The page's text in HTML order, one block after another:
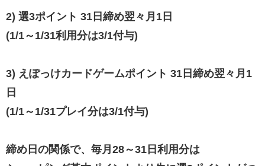
2) 選3ポイント 31日締め翌々月1日
(1/1～1/31利用分は3/1付与)
3) えぽっけカードゲームポイント 31日締め翌々月1
日
(1/1～1/31プレイ分は3/1付与)
締め日の関係で、毎月28～31日利用分は